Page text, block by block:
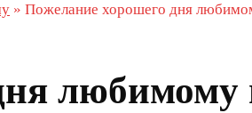
» Пожелание хорошего дня